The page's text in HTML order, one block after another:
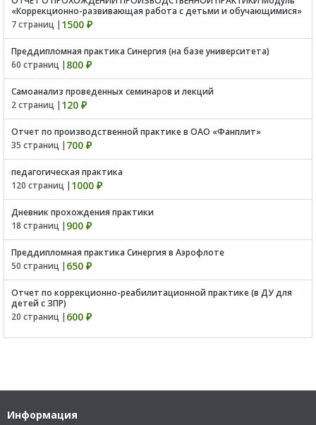
«Коррекционно-развивающая работа с детьми и обучающимися»
7 страниц | 1500 ₽
Преддипломная практика Синергия (на базе университета)
60 страниц | 800 ₽
Самоанализ проведенных семинаров и лекций
2 страниц | 120 ₽
Отчет по производственной практике в ОАО «Фанплит»
35 страниц | 700 ₽
педагогическая практика
120 страниц | 1000 ₽
Дневник прохождения практики
18 страниц | 900 ₽
Преддипломная практика Синергия в Аэрофлоте
50 страниц | 650 ₽
Отчет по коррекционно-реабилитационной практике (в ДУ для
детей с ЗПР)
20 страниц | 600 ₽
Информация